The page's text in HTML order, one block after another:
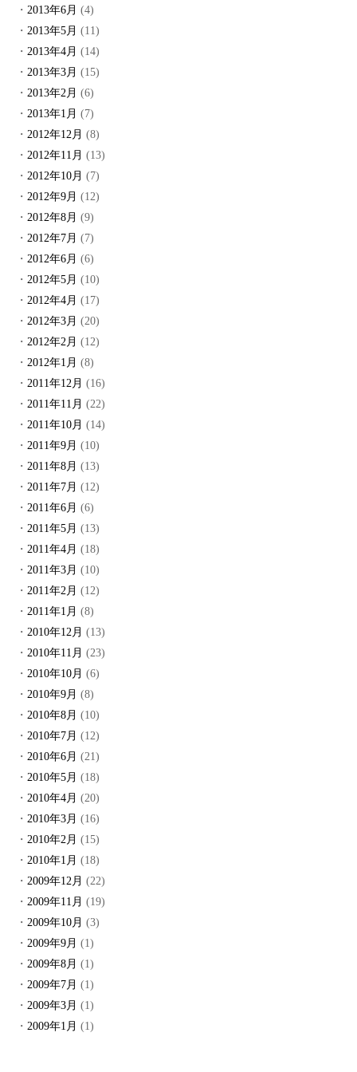
2013年6月 (4)
2013年5月 (11)
2013年4月 (14)
2013年3月 (15)
2013年2月 (6)
2013年1月 (7)
2012年12月 (8)
2012年11月 (13)
2012年10月 (7)
2012年9月 (12)
2012年8月 (9)
2012年7月 (7)
2012年6月 (6)
2012年5月 (10)
2012年4月 (17)
2012年3月 (20)
2012年2月 (12)
2012年1月 (8)
2011年12月 (16)
2011年11月 (22)
2011年10月 (14)
2011年9月 (10)
2011年8月 (13)
2011年7月 (12)
2011年6月 (6)
2011年5月 (13)
2011年4月 (18)
2011年3月 (10)
2011年2月 (12)
2011年1月 (8)
2010年12月 (13)
2010年11月 (23)
2010年10月 (6)
2010年9月 (8)
2010年8月 (10)
2010年7月 (12)
2010年6月 (21)
2010年5月 (18)
2010年4月 (20)
2010年3月 (16)
2010年2月 (15)
2010年1月 (18)
2009年12月 (22)
2009年11月 (19)
2009年10月 (3)
2009年9月 (1)
2009年8月 (1)
2009年7月 (1)
2009年3月 (1)
2009年1月 (1)